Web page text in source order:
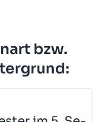
bzw.